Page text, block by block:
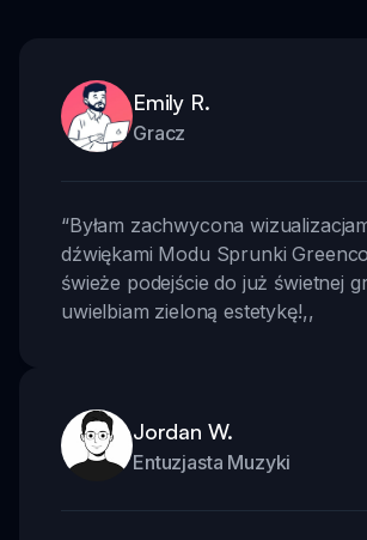
Emily R.
Gracz
“Byłam zachwycona
dźwiękami Modu Sprunki
świeże podejście do już świetnej
uwielbiam zieloną estetykę!,,
Jordan W.
Entuzjasta Muzyki